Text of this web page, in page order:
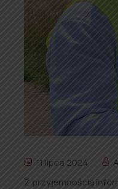
11 lipca 2024
Z przyjemnością